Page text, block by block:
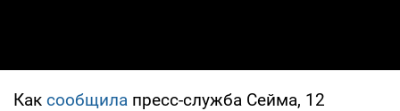
Как сообщила пресс-служба Сейма, 12